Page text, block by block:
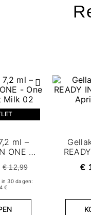
ml –
ONE -
€ 12,99
30 dagen:
€
€